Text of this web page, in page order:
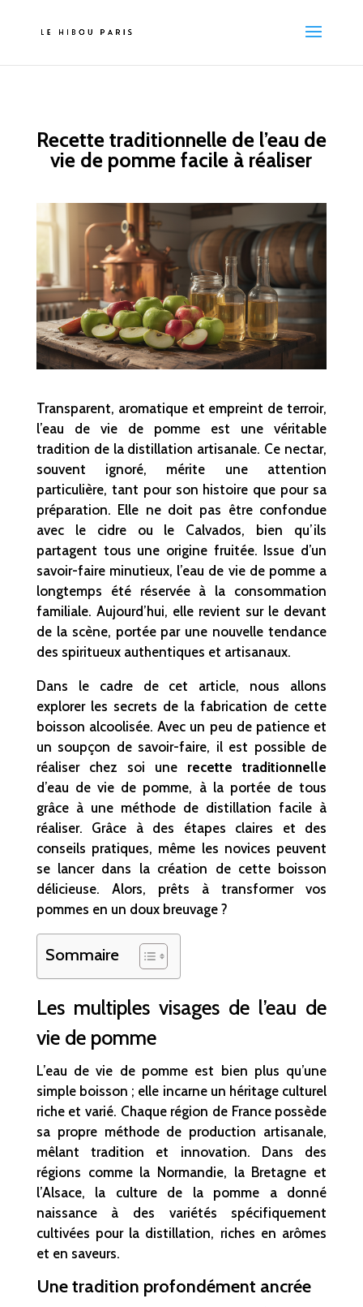
Recette traditionnelle de l’eau de
vie de pomme facile à réaliser
Transparent, aromatique et empreint de terroir,
l’eau de vie de pomme est une véritable
tradition de la distillation artisanale. Ce nectar,
souvent ignoré, mérite une attention
particulière, tant pour son histoire que pour sa
préparation. Elle ne doit pas être confondue
avec le cidre ou le Calvados, bien qu’ils
partagent tous une origine fruitée. Issue d’un
savoir-faire minutieux, l’eau de vie de pomme a
longtemps été réservée à la consommation
familiale. Aujourd’hui, elle revient sur le devant
de la scène, portée par une nouvelle tendance
des spiritueux authentiques et artisanaux.
Dans le cadre de cet article, nous allons
explorer les secrets de la fabrication de cette
boisson alcoolisée. Avec un peu de patience et
un soupçon de savoir-faire, il est possible de
réaliser chez soi une recette traditionnelle
d’eau de vie de pomme, à la portée de tous
grâce à une méthode de distillation facile à
réaliser. Grâce à des étapes claires et des
conseils pratiques, même les novices peuvent
se lancer dans la création de cette boisson
délicieuse. Alors, prêts à transformer vos
pommes en un doux breuvage ?
Sommaire
Les multiples visages de l’eau de
vie de pomme
L’eau de vie de pomme est bien plus qu’une
simple boisson ; elle incarne un héritage culturel
riche et varié. Chaque région de France possède
sa propre méthode de production artisanale,
mêlant tradition et innovation. Dans des
régions comme la Normandie, la Bretagne et
l’Alsace, la culture de la pomme a donné
naissance à des variétés spécifiquement
cultivées pour la distillation, riches en arômes
et en saveurs.
Une tradition profondément ancrée